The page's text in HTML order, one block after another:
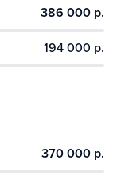
386 000 р.
194 000 р.
370 000 р.